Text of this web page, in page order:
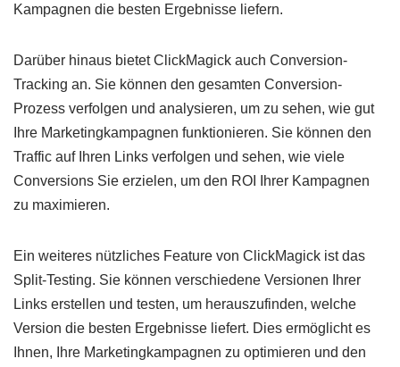
Kampagnen die besten Ergebnisse liefern.
Darüber hinaus bietet ClickMagick auch Conversion-
Tracking an. Sie können den gesamten Conversion-
Prozess verfolgen und analysieren, um zu sehen, wie gut
Ihre Marketingkampagnen funktionieren. Sie können den
Traffic auf Ihren Links verfolgen und sehen, wie viele
Conversions Sie erzielen, um den ROI Ihrer Kampagnen
zu maximieren.
Ein weiteres nützliches Feature von ClickMagick ist das
Split-Testing. Sie können verschiedene Versionen Ihrer
Links erstellen und testen, um herauszufinden, welche
Version die besten Ergebnisse liefert. Dies ermöglicht es
Ihnen, Ihre Marketingkampagnen zu optimieren und den